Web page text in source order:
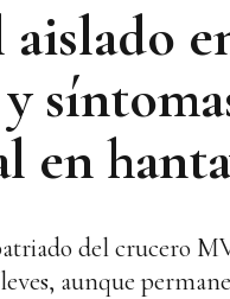
aislado
en
del crucero
aunque